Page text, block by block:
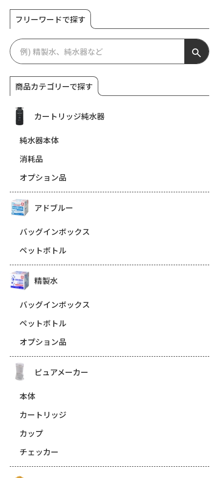
フリーワードで探す
商品カテゴリーで探す
カートリッジ純水器
純水器本体
消耗品
オプション品
アドブルー
バッグインボックス
ペットボトル
精製水
バッグインボックス
ペットボトル
オプション品
ピュアメーカー
本体
カートリッジ
カップ
チェッカー